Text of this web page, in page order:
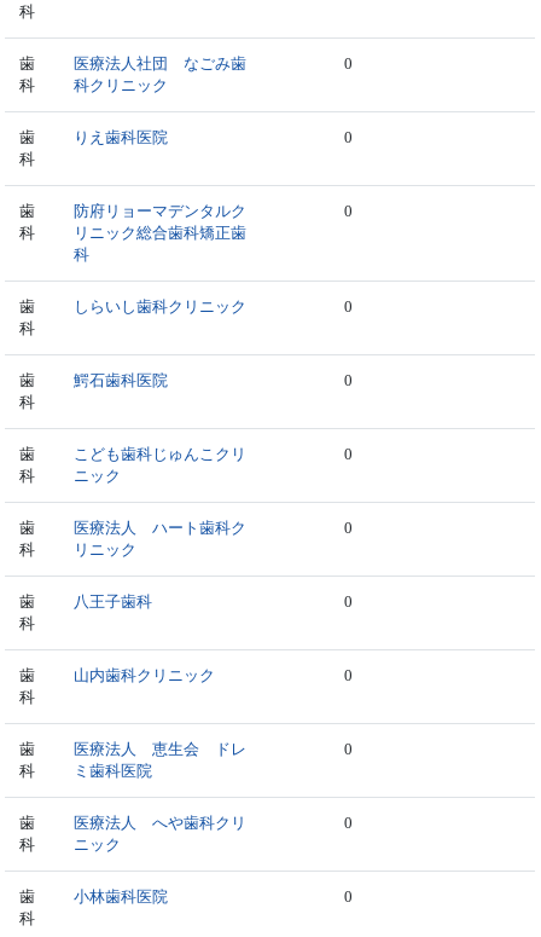
科
歯
科
医療法人社団 なごみ歯
科クリニック
0
歯
科
りえ歯科医院 0
歯
科
防府リョーマデンタルク
リニック総合歯科矯正歯
科
0
歯
科
しらいし歯科クリニック 0
歯
科
鰐石歯科医院 0
歯
科
こども歯科じゅんこクリ
ニック
0
歯
科
医療法人 ハート歯科ク
リニック
0
歯
科
八王子歯科 0
歯
科
山内歯科クリニック 0
歯
科
医療法人 恵生会 ドレ
ミ歯科医院
0
歯
科
医療法人 へや歯科クリ
ニック
0
歯
科
小林歯科医院 0